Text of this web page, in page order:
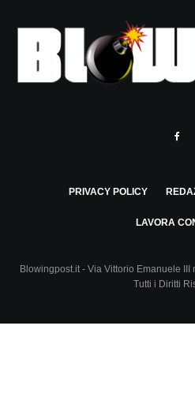
PRIVACY POLICY
LAVORA
Blowingpost.it - Via Vittorio Emanuele III
Tutti i Diritti